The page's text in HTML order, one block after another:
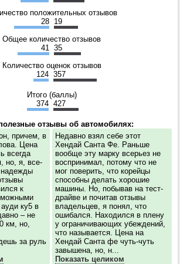
положительных отзывов
28 19
Общее количество отзывов
41
35
Количество оценок отзывов
124 357
Итого (баллы)
374 427
отзывы об автомобилях:
причем, в
Цена
всегда
но, я, все-
надежды
к
ку5 в
– не
км, но,
за руль
Недавно взял себе этот
Хендай Санта Фе. Раньше
вообще эту марку всерьез не
воспринимал, потому что не
мог поверить, что корейцы
способны делать хорошие
машины. Но, побывав на тест-
драйве и почитав отзывы
владельцев, я понял, что
ошибался. Находился в плену
у ограничивающих убеждений,
что называется. Цена на
Хендай Санта фе чуть-чуть
завышена, но, н...
Показать целиком